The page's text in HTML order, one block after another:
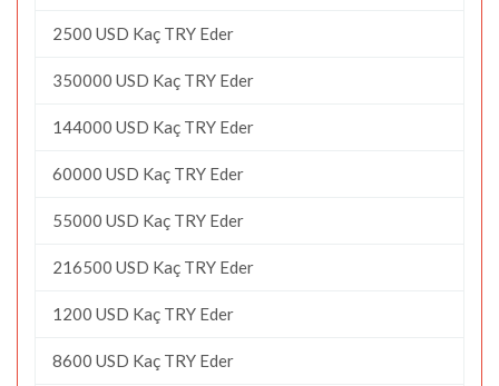
2500 USD Kaç TRY Eder
350000 USD Kaç TRY Eder
144000 USD Kaç TRY Eder
60000 USD Kaç TRY Eder
55000 USD Kaç TRY Eder
216500 USD Kaç TRY Eder
1200 USD Kaç TRY Eder
8600 USD Kaç TRY Eder